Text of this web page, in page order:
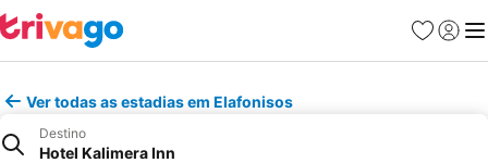
Favoritos
Iniciar
Ver todas as estadias em Elafonisos
Destino
Hotel Kalimera Inn